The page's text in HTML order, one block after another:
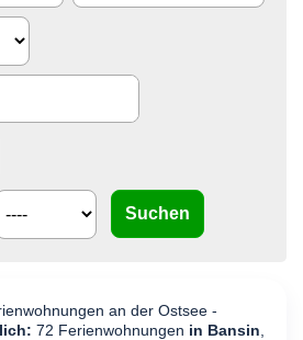
an der Ostsee -
72 Ferienwohnungen in Bansin